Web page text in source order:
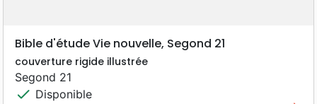
Bible d'étude Vie nouvelle, Segond 21
couverture rigide illustrée
Segond 21
check Disponible